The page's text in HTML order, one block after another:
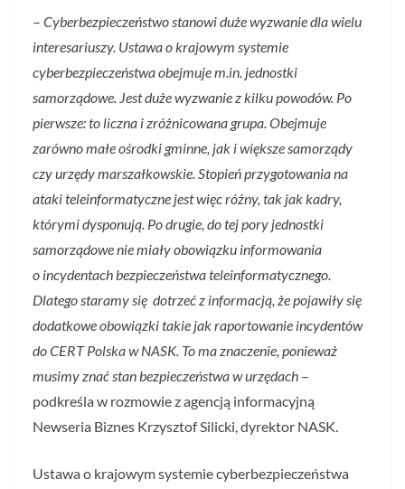
– Cyberbezpieczeństwo stanowi duże wyzwanie dla wielu
interesariuszy. Ustawa o krajowym systemie
cyberbezpieczeństwa obejmuje m.in. jednostki
samorządowe. Jest duże wyzwanie z kilku powodów. Po
pierwsze: to liczna i zróżnicowana grupa. Obejmuje
zarówno małe ośrodki gminne, jak i większe samorządy
czy urzędy marszałkowskie. Stopień przygotowania na
ataki teleinformatyczne jest więc różny, tak jak kadry,
którymi dysponują. Po drugie, do tej pory jednostki
samorządowe nie miały obowiązku informowania
o incydentach bezpieczeństwa teleinformatycznego.
Dlatego staramy się dotrzeć z informacją, że pojawiły się
dodatkowe obowiązki takie jak raportowanie incydentów
do CERT Polska w NASK. To ma znaczenie, ponieważ
musimy znać stan bezpieczeństwa w urzędach –
podkreśla w rozmowie z agencją informacyjną
Newseria Biznes Krzysztof Silicki, dyrektor NASK.
Ustawa o krajowym systemie cyberbezpieczeństwa